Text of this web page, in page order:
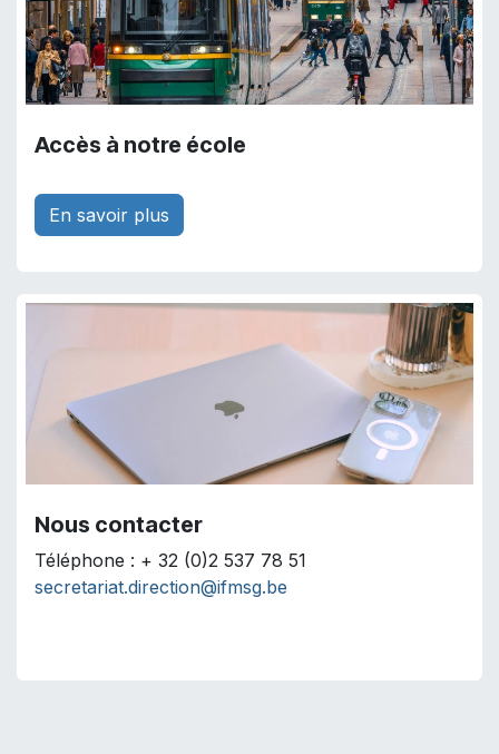
Accès à notre école
En savoir plus
Nous contacter
Téléphone : + 32 (0)2 537 78 51
secretariat.direction@ifmsg.be